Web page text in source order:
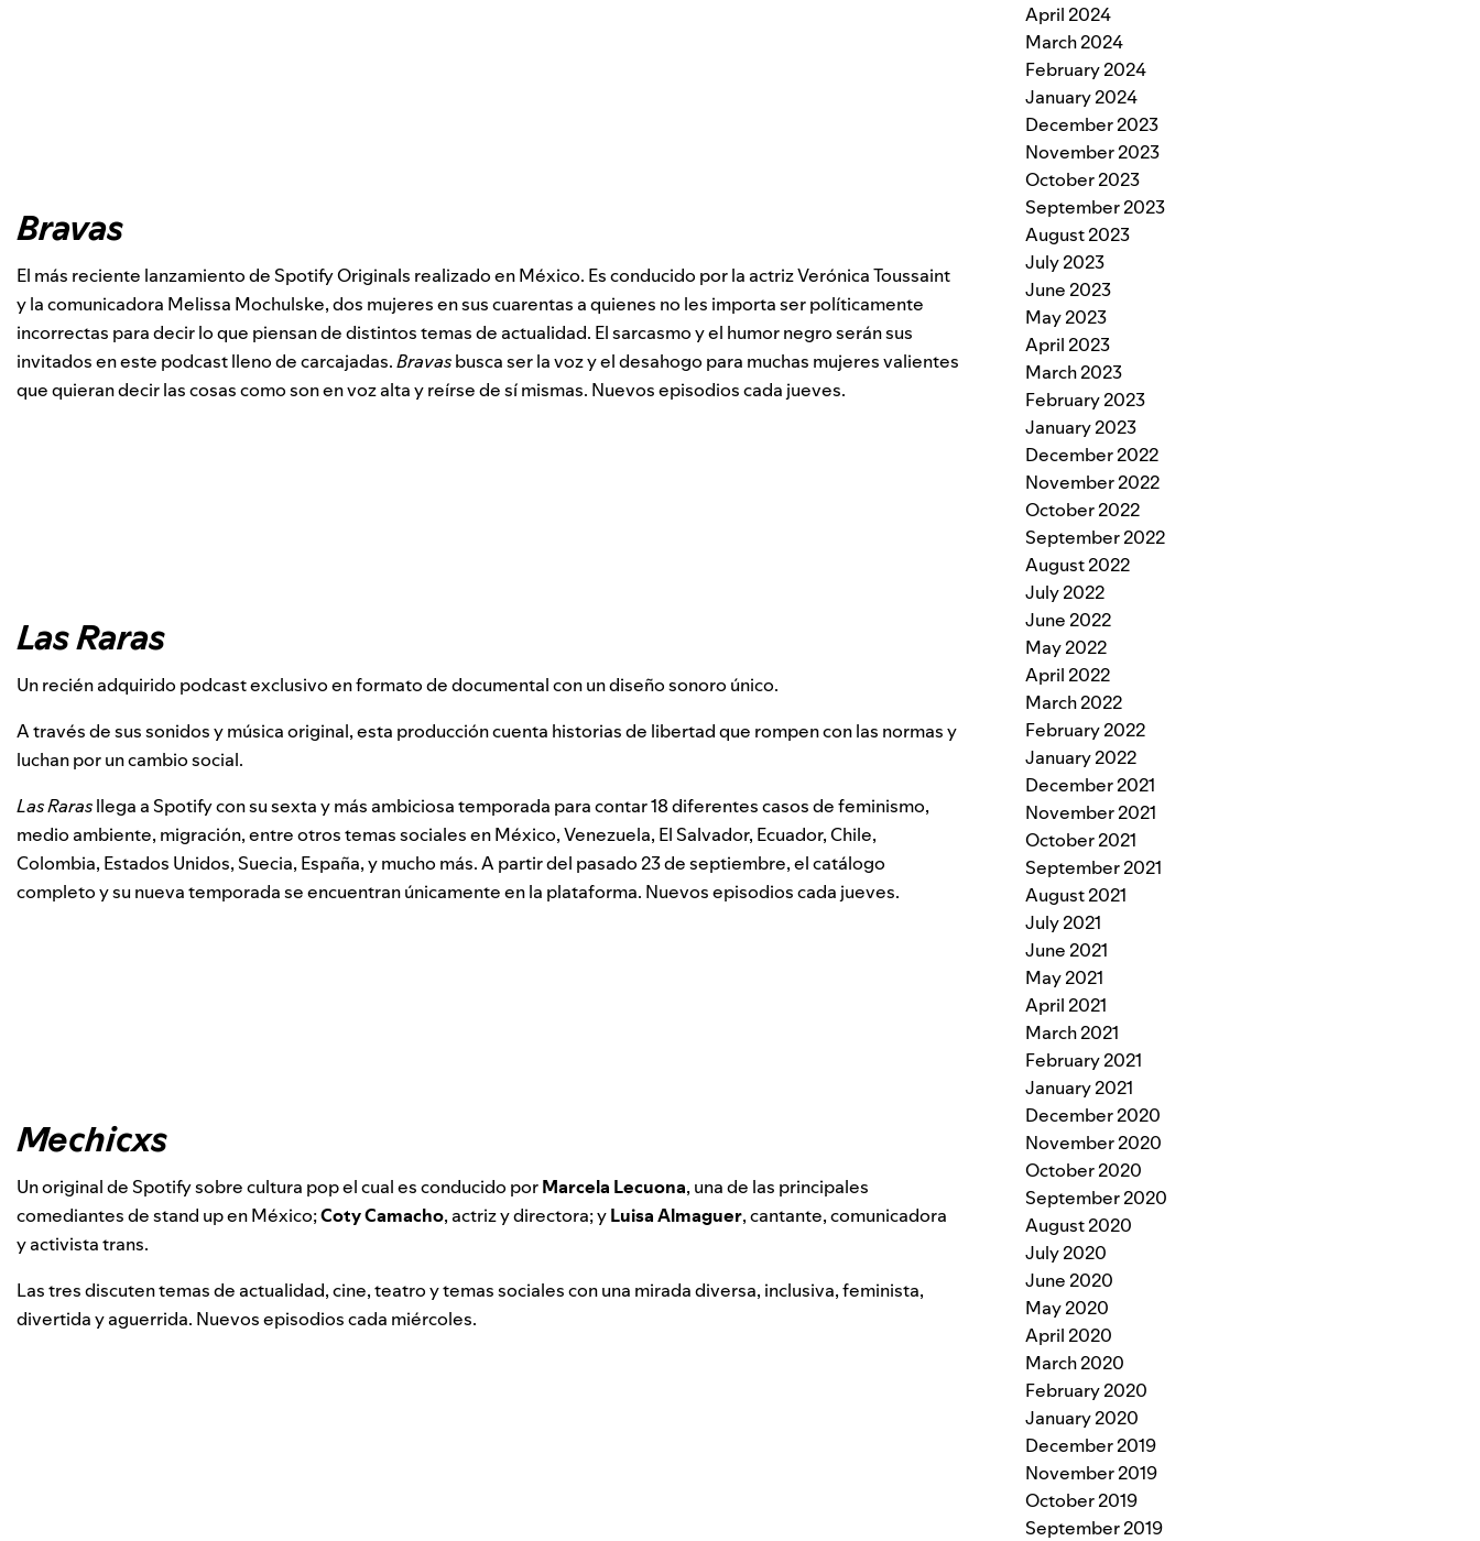
Bravas
El más reciente lanzamiento de Spotify Originals realizado en México. Es conducido por la actriz Verónica Toussaint
y la comunicadora Melissa Mochulske, dos mujeres en sus cuarentas a quienes no les importa ser políticamente
incorrectas para decir lo que piensan de distintos temas de actualidad. El sarcasmo y el humor negro serán sus
invitados en este podcast lleno de carcajadas.Bravasbusca ser la voz y el desahogo para muchas mujeres valientes
que quieran decir las cosas como son en voz alta y reírse de sí mismas. Nuevos episodios cada jueves.
Las Raras
Un recién adquirido podcast exclusivo en formato de documental con un diseño sonoro único.
A través de sus sonidos y música original, esta producción cuenta historias de libertad que rompen con las normas y
luchan por un cambio social.
Las Rarasllega a Spotify con su sexta y más ambiciosa temporada para contar 18 diferentes casos de feminismo,
medio ambiente, migración, entre otros temas sociales en México, Venezuela, El Salvador, Ecuador, Chile,
Colombia, Estados Unidos, Suecia, España, y mucho más. A partir del pasado 23 de septiembre, el catálogo
completo y su nueva temporada se encuentran únicamente en la plataforma. Nuevos episodios cada jueves.
Mechicxs
Un original de Spotify sobre cultura pop el cual es conducido porMarcela Lecuona, una de las principales
comediantes de stand up en México;Coty Camacho, actriz y directora; yLuisa Almaguer, cantante, comunicadora
y activista trans.
Las tres discuten temas de actualidad, cine, teatro y temas sociales con una mirada diversa, inclusiva, feminista,
divertida y aguerrida. Nuevos episodios cada miércoles.
April 2024
March 2024
February 2024
January 2024
December 2023
November 2023
October 2023
September 2023
August 2023
July 2023
June 2023
May 2023
April 2023
March 2023
February 2023
January 2023
December 2022
November 2022
October 2022
September 2022
August 2022
July 2022
June 2022
May 2022
April 2022
March 2022
February 2022
January 2022
December 2021
November 2021
October 2021
September 2021
August 2021
July 2021
June 2021
May 2021
April 2021
March 2021
February 2021
January 2021
December 2020
November 2020
October 2020
September 2020
August 2020
July 2020
June 2020
May 2020
April 2020
March 2020
February 2020
January 2020
December 2019
November 2019
October 2019
September 2019